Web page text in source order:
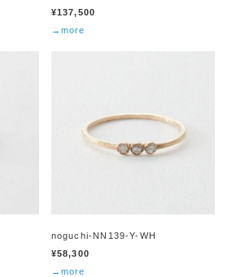
¥137,500
→more
noguchi-NN139-Y-WH
¥58,300
→more